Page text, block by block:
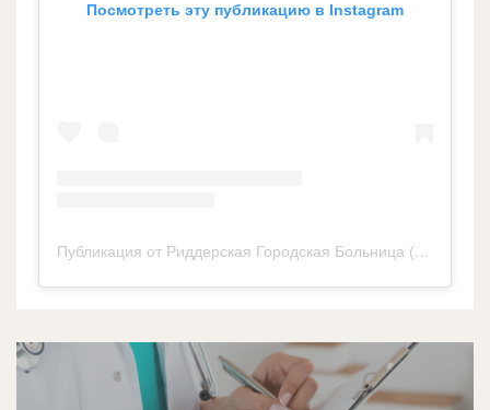
Посмотреть эту публикацию в Instagram
Публикация от Риддерская Городская Больница (@ridder_qalalyk_auruhanasy)